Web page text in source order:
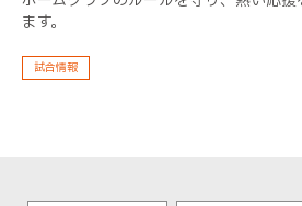
ます。
試合情報